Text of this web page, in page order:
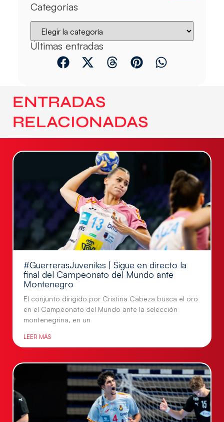
Categorías
Últimas entradas
ENTRADAS
RELACIONADAS
#GuerrerasJuveniles | Sigue en directo la
final del Campeonato del Mundo ante
Montenegro
El conjunto dirigido por Cristina Cabeza busca el oro
en el Campeonato del Mundo ante la selección
montenegrina, en un
LEER MÁS